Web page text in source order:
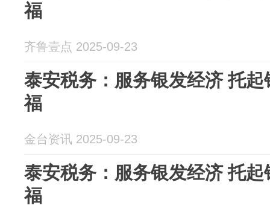
福
齐鲁壹点 2025-09-23
泰安税务：服务银发经济 托
福
金台资讯 2025-09-23
泰安税务：服务银发经济 托
福